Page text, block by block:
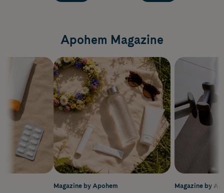
Apohem Magazine
Magazine by
Magazine by Apohem